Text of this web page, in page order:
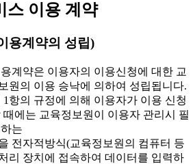
스 이용 계약
용계약의 성립)
계약은 이용자의 이용신청에 대한 교
원의 이용 승낙에 의하여 성립됩니다.
항의 규정에 의해 이용자가 이용 신청
때에는 교육정보원이 이용자 관리시 필
는
전자적방식(교육정보원의 컴퓨터 등
리 장치에 접속하여 데이터를 입력하